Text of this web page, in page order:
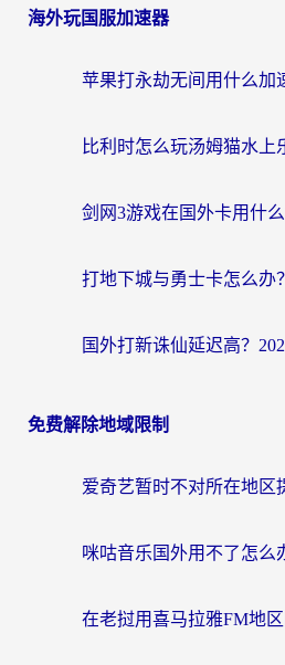
海外玩国服加速器
免费解除地域限制